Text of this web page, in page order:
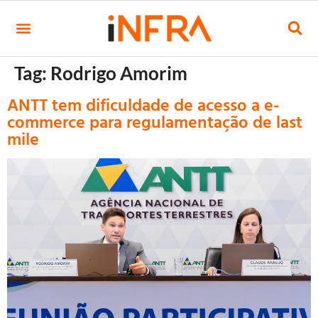
Tag: Rodrigo Amorim
ANTT tem dificuldade de acesso a e-
commerce para regulamentação de last
mile